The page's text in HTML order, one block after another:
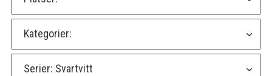
Kategorier:
Serier: Svartvitt